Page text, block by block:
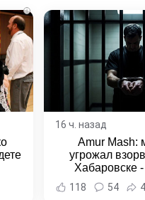
i
16 ч. назад
Amur Mash:
угрожал
Хабаровске
Хабаровска и
края
118 54